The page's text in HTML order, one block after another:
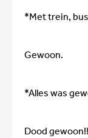
*Met trein,
Gewoon.
*Alles was
Dood gewoon!!